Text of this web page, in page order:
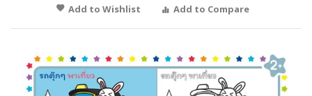
Add to Wishlist
Add to Compare